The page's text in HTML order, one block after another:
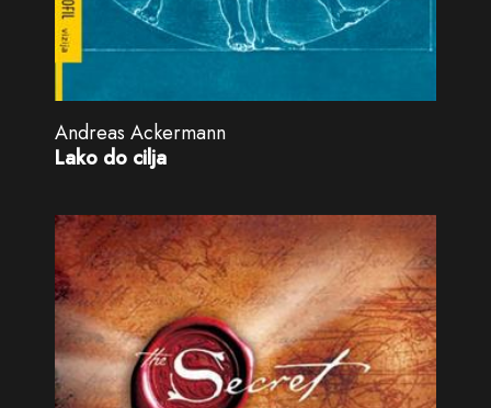
Andreas Ackermann
Lako do cilja